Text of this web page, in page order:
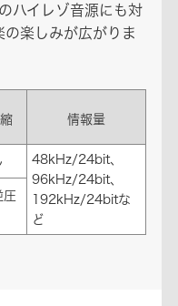
ハイレゾ音源にも対
楽しみが広がりま
情報量
48kHz/24bit、
96kHz/24bit、
192kHz/24bitな
ど
圧